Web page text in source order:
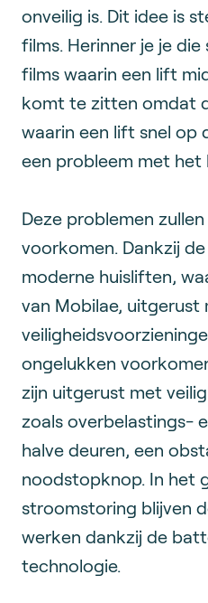
onveilig is. Dit idee is
films. Herinner je je
films waarin een lift
komt te zitten omdat
waarin een lift snel op
een probleem met het
Deze problemen
voorkomen. Dankzij
moderne huisliften,
van Mobilae, uitgerust
ongelukken
zijn uitgerust met
zoals overbelastings-
halve deuren, een
noodstopknop. In het
stroomstoring blijven
werken dankzij de
technologie.